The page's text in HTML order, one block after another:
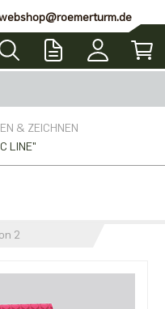
& ZEICHNEN
LINE"
2